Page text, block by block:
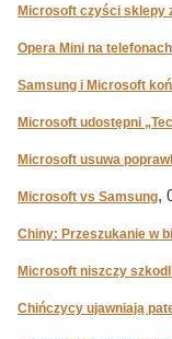
Microsoft czyści sklepy
Opera Mini na
Samsung i Microsoft
Microsoft udostępni
Microsoft usuwa
Microsoft vs Samsung,
Chiny: Przeszukanie w
Microsoft niszczy
Chińczycy ujawniają